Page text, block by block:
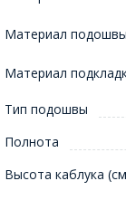
Материал подошвы
Материал
Тип подошвы
Полнота
Высота каблука